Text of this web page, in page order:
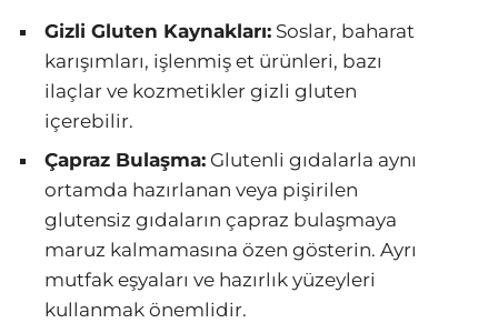
Gizli Gluten Kaynakları: Soslar, baharat
karışımları, işlenmiş et ürünleri, bazı
ilaçlar ve kozmetikler gizli gluten
içerebilir.
Çapraz Bulaşma: Glutenli gıdalarla aynı
ortamda hazırlanan veya pişirilen
glutensiz gıdaların çapraz bulaşmaya
maruz kalmamasına özen gösterin. Ayrı
mutfak eşyaları ve hazırlık yüzeyleri
kullanmak önemlidir.